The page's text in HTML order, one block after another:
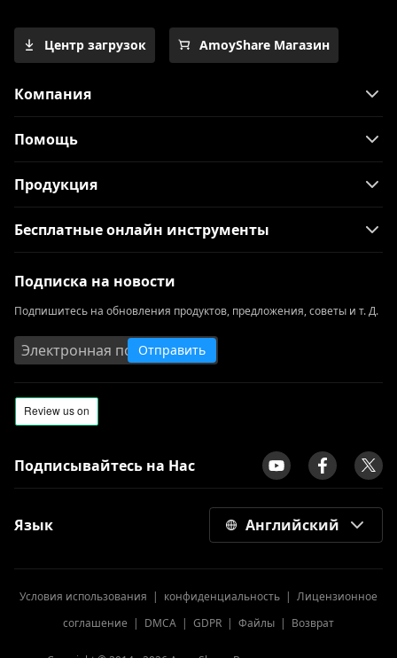
Центр загрузок AmoyShare Магазин
Компания
Помощь
Продукция
Бесплатные онлайн инструменты
Подписка на новости
Подпишитесь на обновления продуктов, предложения, советы и т. Д.
Отправить
Подписывайтесь на Нас
Язык Английский
Условия использования конфиденциальность
Лицензионное
соглашение
DMCA GDPR Файлы Возврат